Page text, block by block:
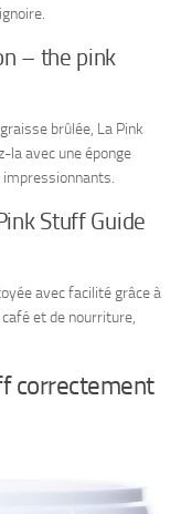
– the pink
brûlée, La Pink
la avec une éponge
Stuff Guide
avec facilité grâce à
et de nourriture,
correctement